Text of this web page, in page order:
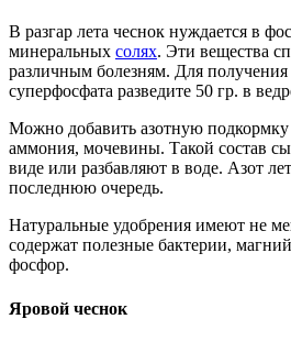
В разгар лета чеснок нуждается в
минеральных солях. Эти вещества
различным болезням. Для получения
суперфосфата разведите 50 гр. в
Можно добавить азотную подкормку
аммония, мочевины. Такой состав
виде или разбавляют в воде. Азот
последнюю очередь.
Натуральные удобрения имеют не
содержат полезные бактерии,
фосфор.
Яровой чеснок